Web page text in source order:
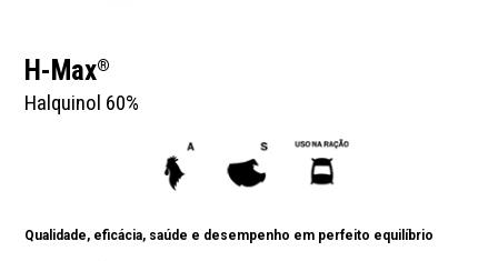
H-Max®
Halquinol 60%
Qualidade, eficácia, saúde e desempenho em perfeito equilíbrio